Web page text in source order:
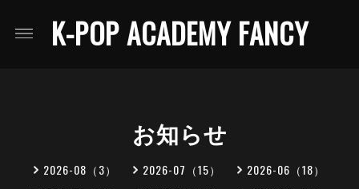
K-POP ACADEMY FANCY
お知らせ
2026-08（3） 2026-07（15）
2026-06（18）